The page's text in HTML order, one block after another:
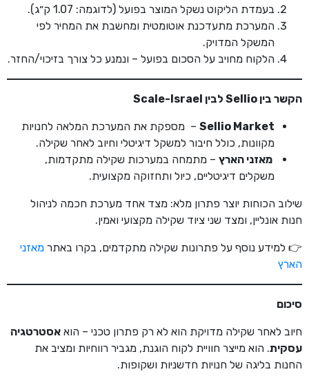
בעמדת הליקוט נשקל המוצר בפועל (לדוגמה: 1.07 ק״ג).
המערכת מתעדכנת אוטומטית ומחשבת את המחיר לפי
המשקל המדויק.
הלקוח מחויב על הסכום בפועל – ונמנע כל צורך בזיכוי/החזר.
הקשר בין
Sellio Market – מספקת את המערכת המלאה לחנויות
מקוונות, כולל חיבור למשקל דיגיטלי וחיוב לאחר שקילה.
מאזני הארץ – מתמחה במערכות שקילה מתקדמות,
משקלים דיגיטליים, כיול ותחזוקה מקצועית.
שילוב הכוחות יוצר פתרון מלא: מצד אחד מערכת חכמה לניהול
חנות אונליין, ומצד שני ציוד שקילה מקצועי ואמין.
👉 למידע נוסף על פתרונות שקילה מתקדמים, בקרו באתר מאזני
הארץ
סיכום
חיוב לאחר שקילה מדויקת הוא לא רק פתרון טכני – הוא אסטרטגיה
עסקית. הוא מייצר חוויית לקוח הוגנת, מגביר רווחיות ומציב את
החנות בליגה של חנויות חדשניות ושקופות.